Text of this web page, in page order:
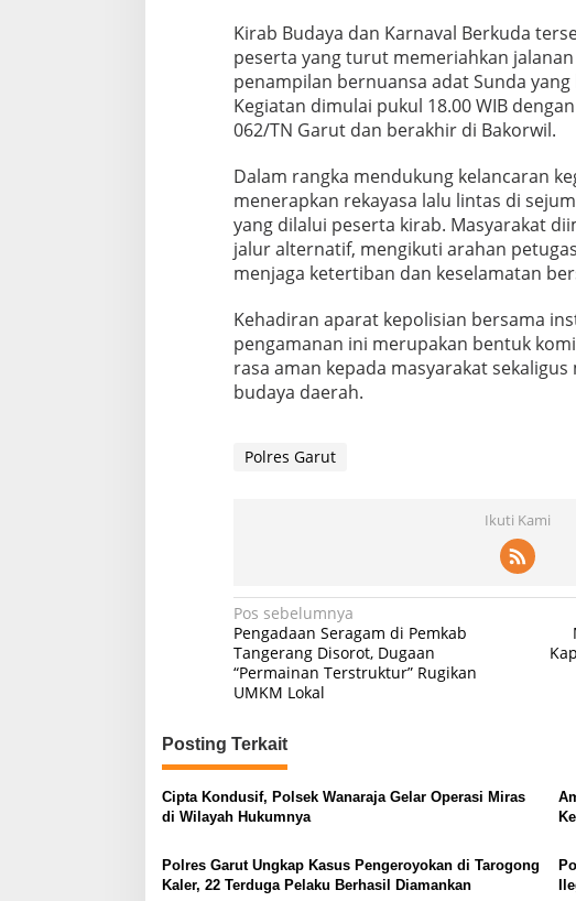
Kirab Budaya dan Karnaval Berkuda
peserta yang turut memeriahkan
penampilan bernuansa adat Sunda
Kegiatan dimulai pukul 18.00 WIB
062/TN Garut dan berakhir di Bakorwil.
Dalam rangka mendukung kelancaran
menerapkan rekayasa lalu lintas di
yang dilalui peserta kirab. Masyarakat
jalur alternatif, mengikuti arahan
menjaga ketertiban dan keselamatan
Kehadiran aparat kepolisian bersama
pengamanan ini merupakan bentuk
rasa aman kepada masyarakat
budaya daerah.
Polres Garut
Ikuti Kami
Navigasi
pos
Pos sebelumnya
Pengadaan Seragam di Pemkab
Tangerang Disorot, Dugaan
“Permainan Terstruktur” Rugikan
UMKM Lokal
Posting Terkait
Cipta Kondusif, Polsek Wanaraja Gelar Operasi Miras
di Wilayah Hukumnya
Polres Garut Ungkap Kasus Pengeroyokan di Tarogong
Kaler, 22 Terduga Pelaku Berhasil Diamankan